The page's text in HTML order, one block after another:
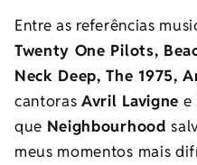
Entre as referências
Twenty One Pilots,
Neck Deep, The 1975,
cantorasAvril Lavigne e
que Neighbourhood
meus momentos mais